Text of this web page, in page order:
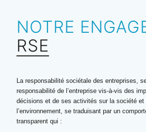
NOTRE
RSE
La responsabilité sociétale des entreprises,
responsabilité de l’entreprise vis-à-vis des
décisions et de ses activités sur la société et
l’environnement, se traduisant par un
transparent qui :